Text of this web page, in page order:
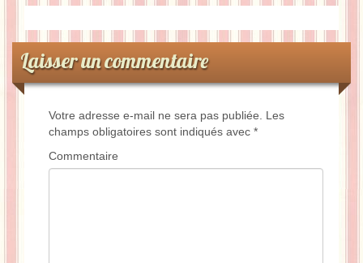
Laisser un commentaire
Votre adresse e-mail ne sera pas publiée.
Les
champs obligatoires sont indiqués avec *
Commentaire